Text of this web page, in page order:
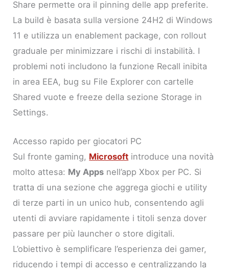
Share permette ora il pinning delle app preferite.
La build è basata sulla versione 24H2 di Windows
11 e utilizza un enablement package, con rollout
graduale per minimizzare i rischi di instabilità. I
problemi noti includono la funzione Recall inibita
in area EEA, bug su File Explorer con cartelle
Shared vuote e freeze della sezione Storage in
Settings.
Accesso rapido per giocatori PC
Sul fronte gaming, Microsoft introduce una novità
molto attesa: My Apps nell’app Xbox per PC. Si
tratta di una sezione che aggrega giochi e utility
di terze parti in un unico hub, consentendo agli
utenti di avviare rapidamente i titoli senza dover
passare per più launcher o store digitali.
L’obiettivo è semplificare l’esperienza dei gamer,
riducendo i tempi di accesso e centralizzando la